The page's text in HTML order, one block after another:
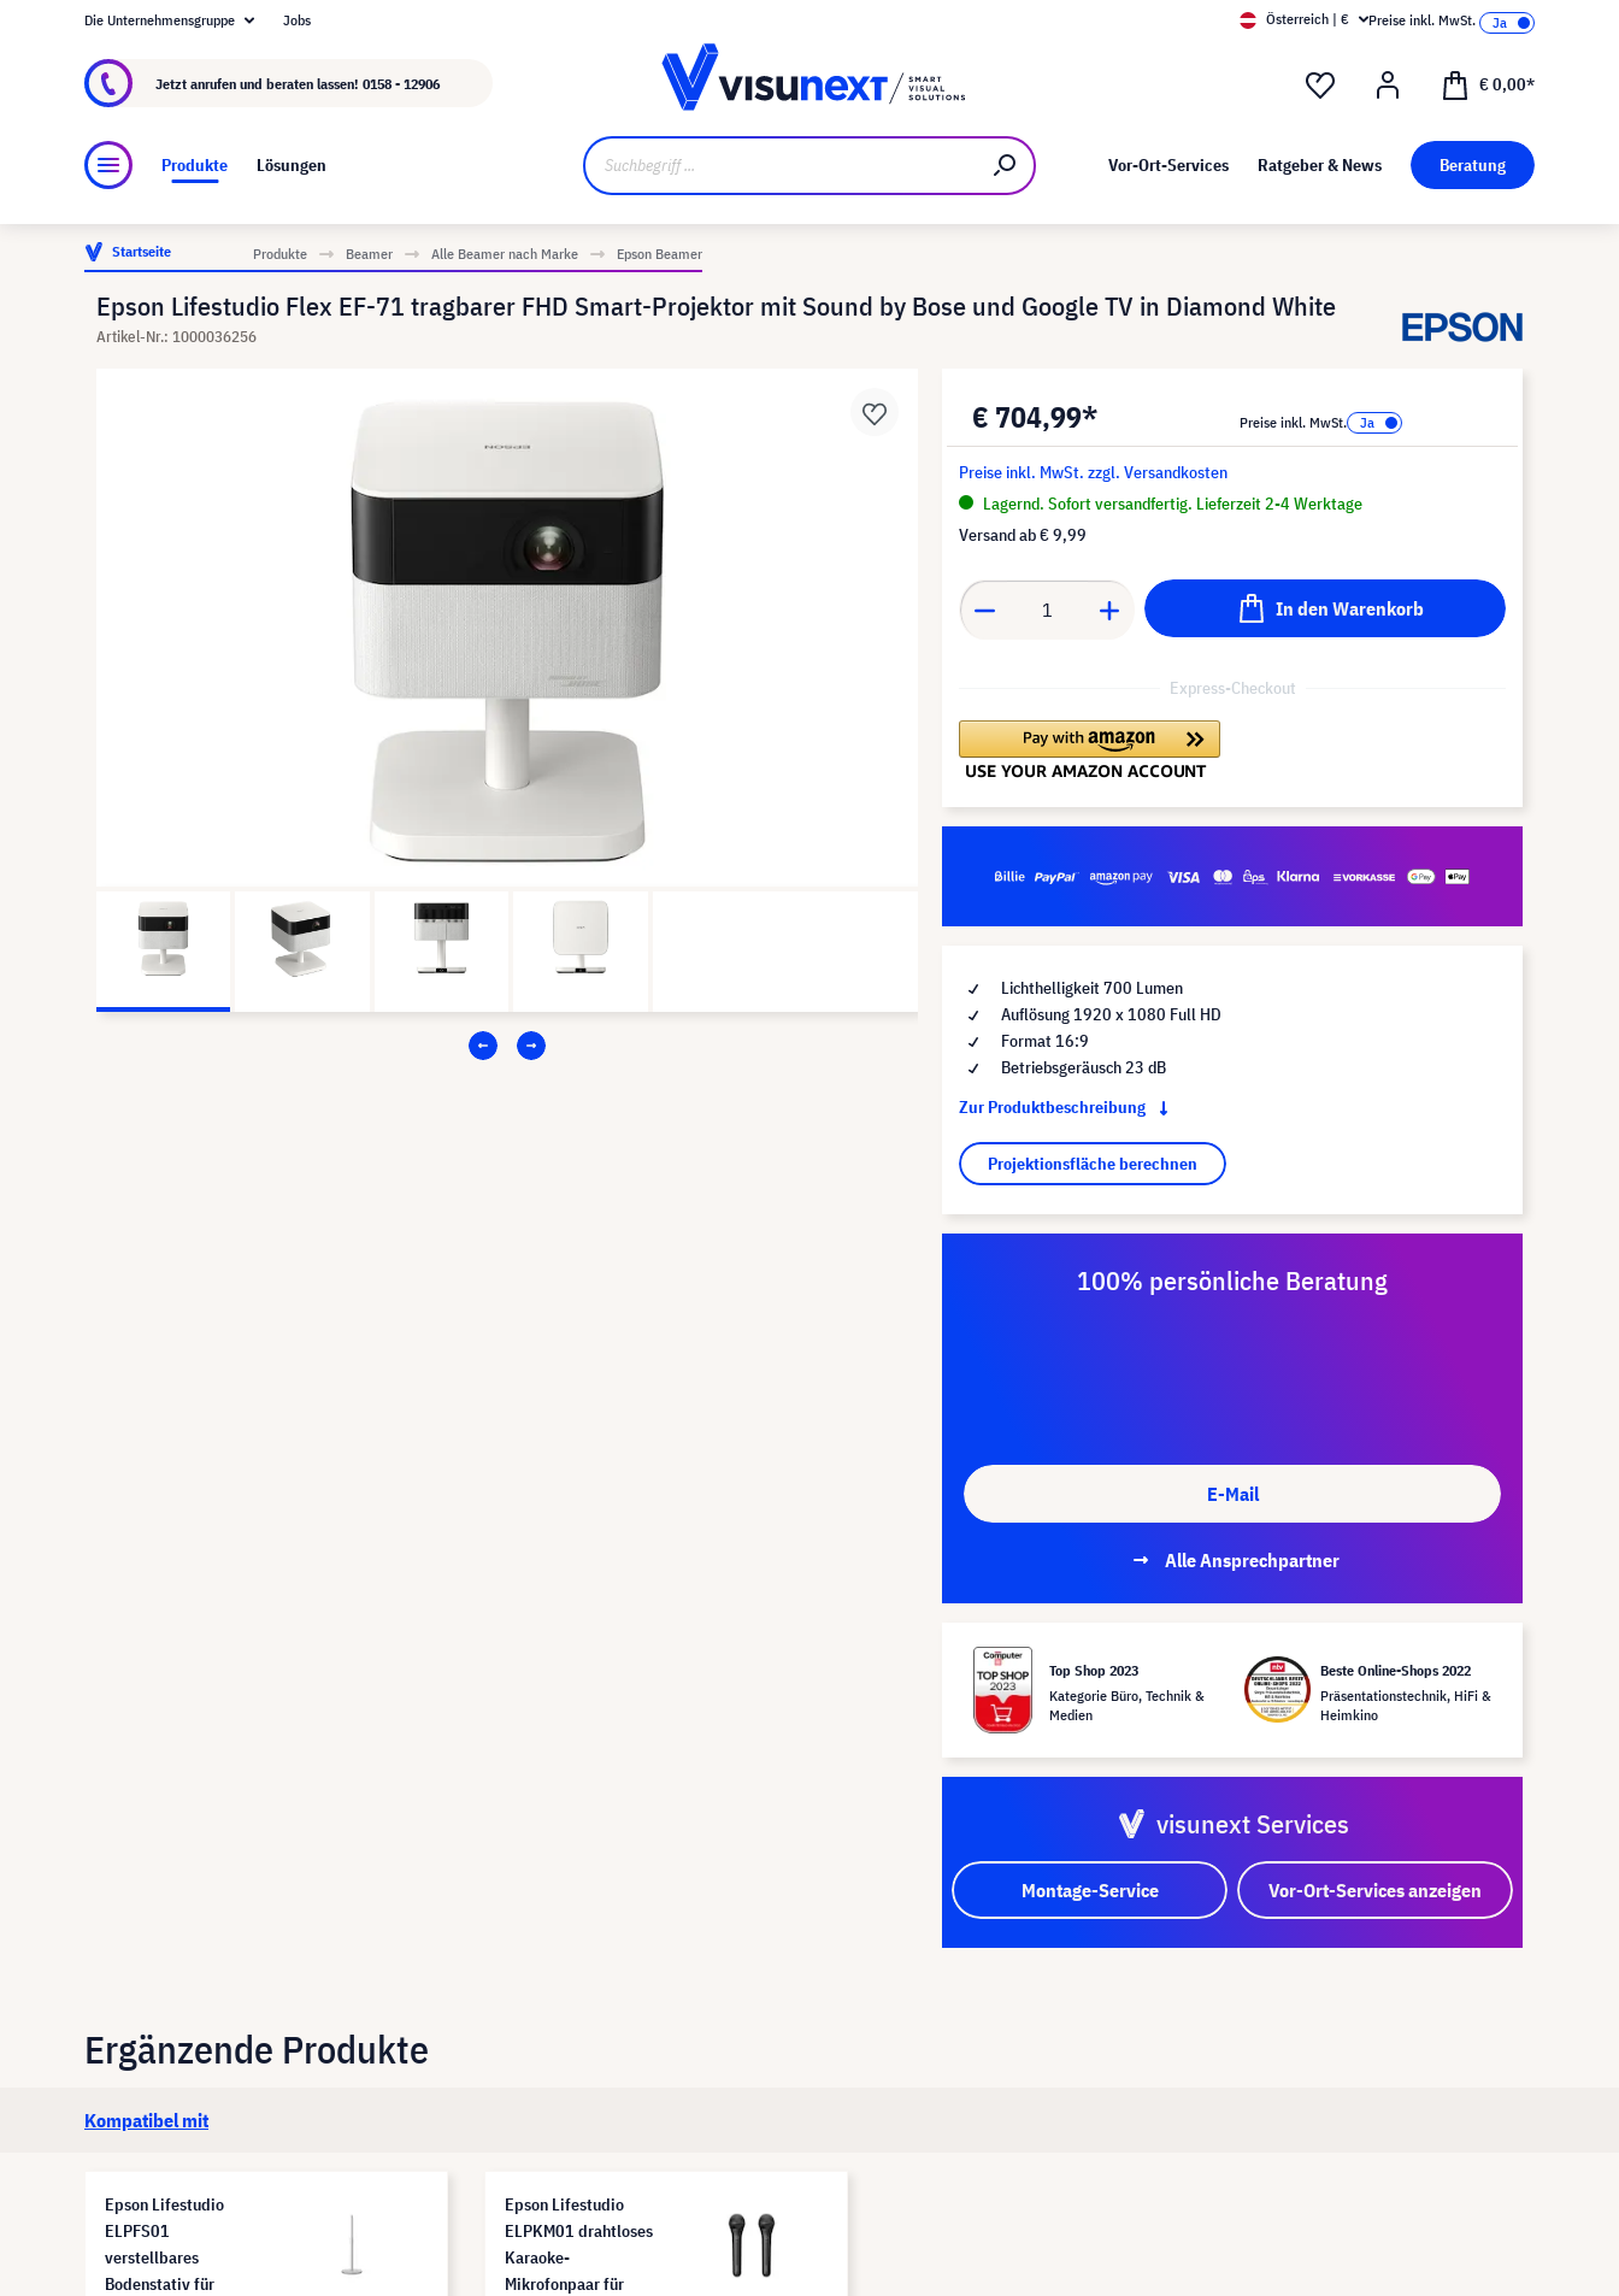
Über visunext.at Kunst bei visunext
Die Unternehmensgruppe Jobs Österreich | € Preise inkl. MwSt.
Jetzt anrufen und beraten lassen! 0158 - 12906 € 0,00*
Produkte Lösungen Vor-Ort-Services Ratgeber & News Beratung
Startseite Produkte Beamer Alle Beamer nach Marke Epson Beamer
Epson Lifestudio Flex EF-71 tragbarer FHD Smart-Projektor mit Sound by Bose und Google TV in Diamond White
Artikel-Nr.: 1000036256
€ 704,99* Preise inkl. MwSt.
Preise inkl. MwSt. zzgl. Versandkosten
Lagernd. Sofort versandfertig. Lieferzeit 2-4 Werktage
Versand ab€ 9,99
In den Warenkorb
Express-Checkout
Lichthelligkeit 700 Lumen
Auflösung 1920 x 1080 Full HD
Format 16:9
Betriebsgeräusch 23 dB
Zur Produktbeschreibung
Projektionsfläche berechnen
100% persönliche Beratung
E-Mail
Alle Ansprechpartner
Top Shop 2023
Kategorie Büro, Technik &
Medien
Beste Online-Shops 2022
Präsentationstechnik, HiFi &
Heimkino
visunext Services
Montage-Service Vor-Ort-Services anzeigen
Ergänzende Produkte
Kompatibel mit
Epson Lifestudio
ELPFS01
verstellbares
Bodenstativ für
Epson Lifestudio
ELPKM01 drahtloses
Karaoke-
Mikrofonpaar für